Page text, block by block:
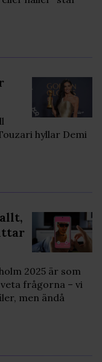
hyllar Demi
2025 är som
frågorna – vi
men ändå